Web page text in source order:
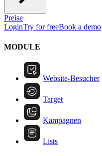
Preise
LoginTry for freeBook a demo
MODULE
Website-Besucher
Target
Kampagnen
Lists